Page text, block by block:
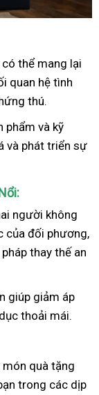
thể mang lại
quan hệ tình
thú.
phẩm và kỹ
và phát triển sự
người không
của đối phương,
thay thế an
giúp giảm áp
thoải mái.
quà tặng
trong các dịp